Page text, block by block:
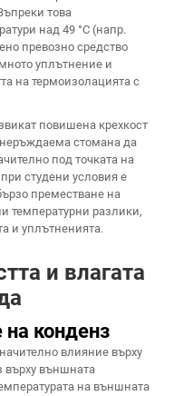
това
над 49 °C (напр.
превозно средство
уплътнение и
на термоизолацията с
повишена крехкост
неръждаема стомана да
под точката на
студени условия е
преместване на
температурни разлики,
и уплътненията.
и влагата
конденз
влияние върху
върху външната
на външната